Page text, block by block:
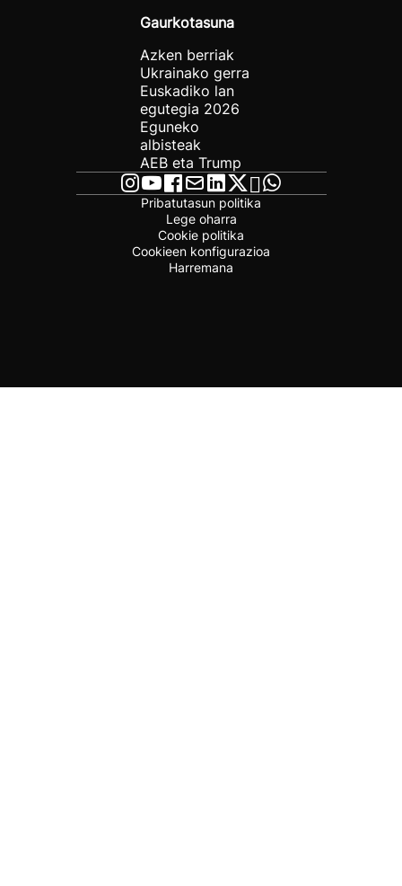
Gaurkotasuna
Azken berriak
Ukrainako gerra
Euskadiko lan
egutegia 2026
Eguneko
albisteak
AEB eta Trump
Pribatutasun politika
Lege oharra
Cookie politika
Cookieen konfigurazioa
Harremana